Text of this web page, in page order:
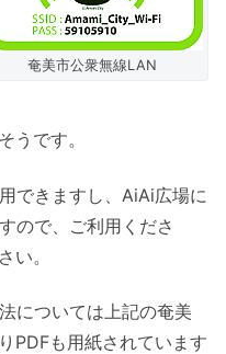
奄美市公衆無線LAN
うです。
できますし、AiAi広場に
ので、ご利用くださ
い。
については上記の奄美
PDFも用紙されています